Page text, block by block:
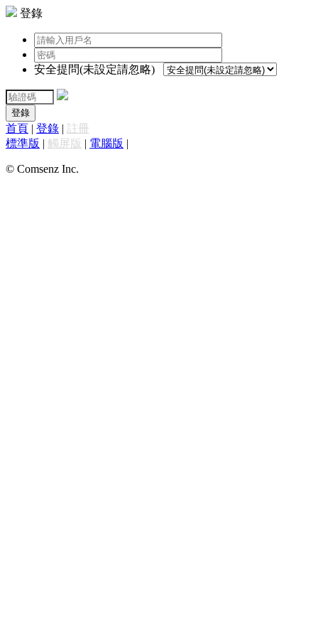
登錄
安全提問(未設定請忽略)
登錄
首頁 | 登錄 | 註冊
標準版 | 觸屏版 | 電腦版 |
© Comsenz Inc.